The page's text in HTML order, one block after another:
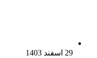
29 اسفند 1403